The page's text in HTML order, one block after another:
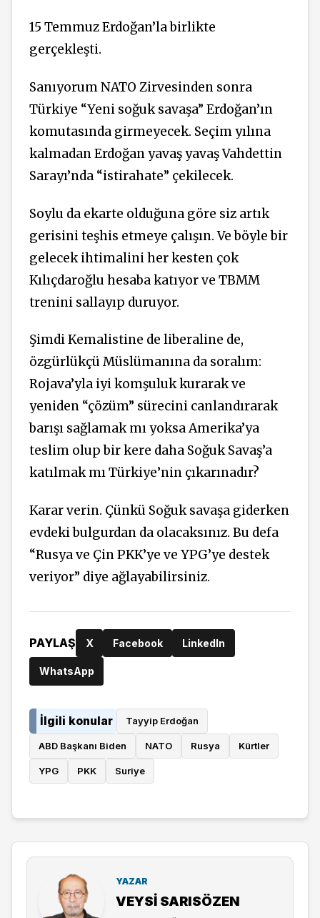
15 Temmuz Erdoğan’la birlikte
gerçekleşti.
Sanıyorum NATO Zirvesinden sonra
Türkiye “Yeni soğuk savaşa” Erdoğan’ın
komutasında girmeyecek. Seçim yılına
kalmadan Erdoğan yavaş yavaş Vahdettin
Sarayı’nda “istirahate” çekilecek.
Soylu da ekarte olduğuna göre siz artık
gerisini teşhis etmeye çalışın. Ve böyle bir
gelecek ihtimalini her kesten çok
Kılıçdaroğlu hesaba katıyor ve TBMM
trenini sallayıp duruyor.
Şimdi Kemalistine de liberaline de,
özgürlükçü Müslümanına da soralım:
Rojava’yla iyi komşuluk kurarak ve
yeniden “çözüm” sürecini canlandırarak
barışı sağlamak mı yoksa Amerika’ya
teslim olup bir kere daha Soğuk Savaş’a
katılmak mı Türkiye’nin çıkarınadır?
Karar verin. Çünkü Soğuk savaşa giderken
evdeki bulgurdan da olacaksınız. Bu defa
“Rusya ve Çin PKK’ye ve YPG’ye destek
veriyor” diye ağlayabilirsiniz.
PAYLAŞ X Facebook LinkedIn
WhatsApp
İlgili konular Tayyip Erdoğan
ABD Başkanı Biden NATO Rusya Kürtler
YPG PKK Suriye
YAZAR
VEYSI SARISÖZEN